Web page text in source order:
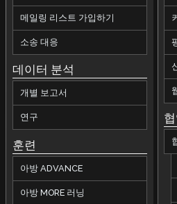
메일링 리스트 가입하기
소송 대응
데이터 분석
개별 보고서
연구
훈련
아방 ADVANCE
아방 MORE 러닝